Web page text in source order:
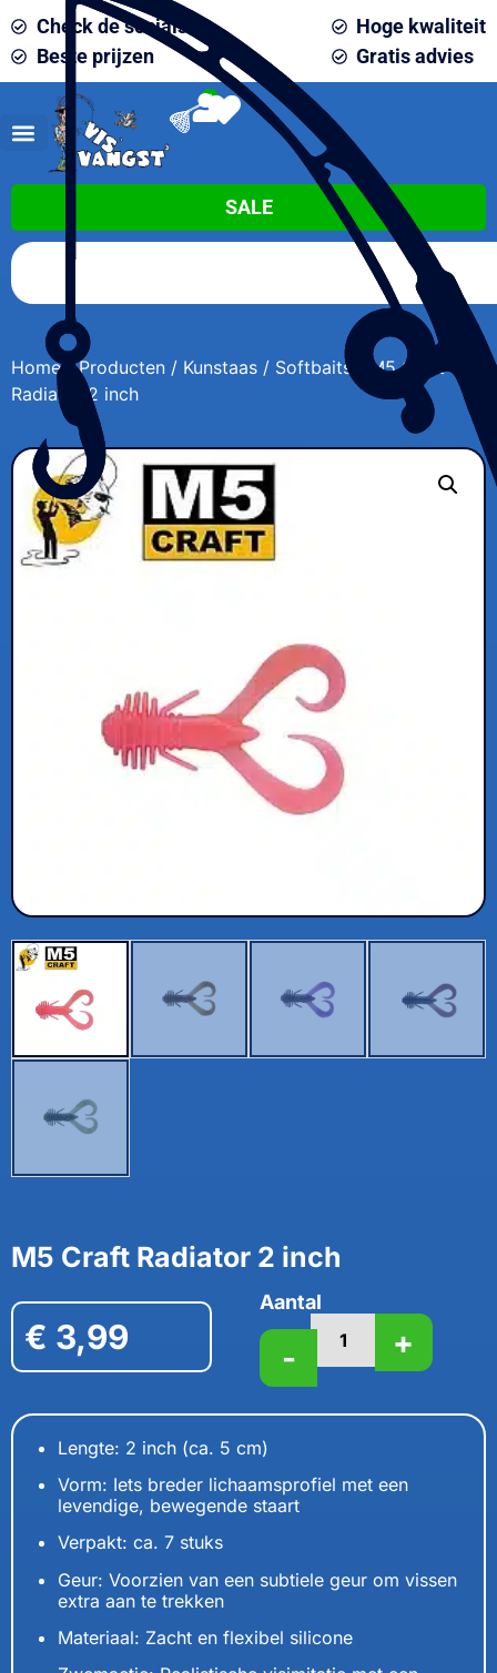
Check de socials
Beste prijzen
Hoge kwaliteit
Gratis advies
0
SALE
Home/Producten / Kunstaas / Softbaits
/ M5 Craft
Radiator 2 inch
M5 Craft Radiator 2 inch
€ 3,99
Aantal
- +
Lengte: 2 inch (ca. 5 cm)
Vorm: Iets breder lichaamsprofiel met een
levendige, bewegende staart
Verpakt: ca. 7 stuks
Geur: Voorzien van een subtiele geur om vissen
extra aan te trekken
Materiaal: Zacht en flexibel silicone